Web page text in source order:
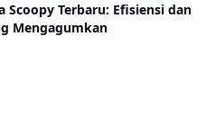
Scoopy Terbaru: Efisiensi dan
Mengagumkan